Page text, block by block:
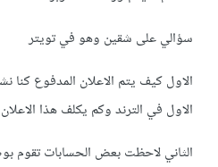
سؤالي على شقين وهو في تويتر
الاول كيف يتم الاعلان المدفوع كنا
الاول في الترند وكم يكلف هذا
الثاني لاحظت بعض الحسابات تقوم